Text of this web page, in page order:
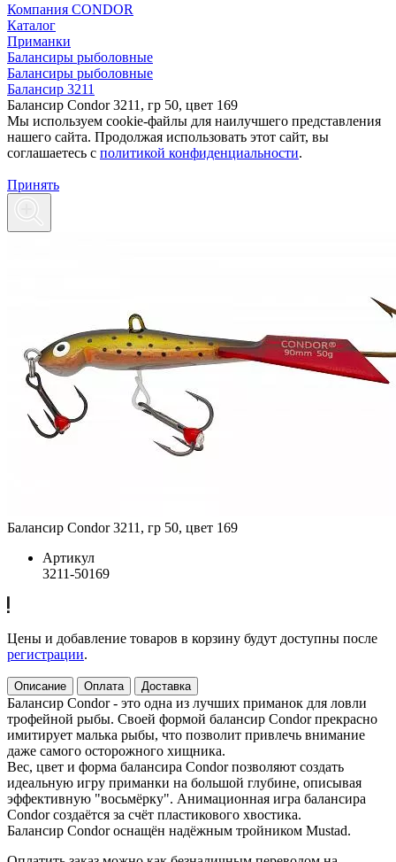
Компания CONDOR
Каталог
Приманки
Балансиры рыболовные
Балансиры рыболовные
Балансир 3211
Балансир Condor 3211, гр 50, цвет 169
Мы используем cookie-файлы для наилучшего представления
нашего сайта. Продолжая использовать этот сайт, вы
соглашаетесь c политикой конфиденциальности.
Принять
Балансир Condor 3211, гр 50, цвет 169
Артикул
3211-50169
Цены и добавление товаров в корзину будут доступны после
регистрации.
Описание Оплата Доставка
Балансир Condor - это одна из лучших приманок для ловли
трофейной рыбы. Своей формой балансир Condor прекрасно
имитирует малька рыбы, что позволит привлечь внимание
даже самого осторожного хищника.
Вес, цвет и форма балансира Condor позволяют создать
идеальную игру приманки на большой глубине, описывая
эффективную "восьмёрку". Анимационная игра балансира
Condor создаётся за счёт пластикового хвостика.
Балансир Condor оснащён надёжным тройником Mustad.